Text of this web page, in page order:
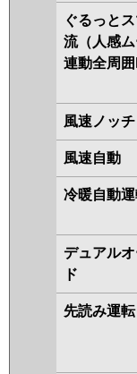
三菱重工
ぐるっと
流（人感
連動全周囲
風速ノッチ
風速自動
冷暖自動
デュアル
ド
先読み運転